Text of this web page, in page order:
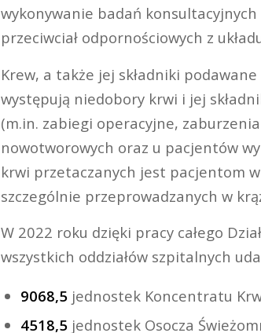
wykonywanie badań
przeciwciał odpornościowych z
Krew, a także jej składniki
występują niedobory krwi i jej
(m.in. zabiegi operacyjne,
nowotworowych oraz u pacjentów
krwi przetaczanych jest pacjentom
szczególnie przeprowadzanych w
W 2022 roku dzięki pracy całego
wszystkich oddziałów szpitalnych
9068,5 jednostek Koncentratu
4518,5 jednostek Osocza